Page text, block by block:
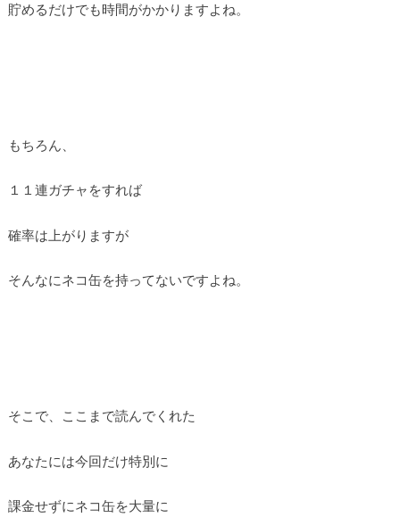
貯めるだけでも時間がかかりますよね。
もちろん、
１１連ガチャをすれば
確率は上がりますが
そんなにネコ缶を持ってないですよね。
そこで、ここまで読んでくれた
あなたには今回だけ特別に
課金せずにネコ缶を大量に